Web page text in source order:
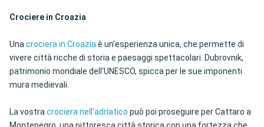
Crociere in Croazia
Unacrociera in Croaziaè un'esperienza unica, che permette di
vivere città ricche di storia e paesaggi spettacolari. Dubrovnik,
patrimonio mondiale dell'UNESCO, spicca per le sue imponenti
mura medievali.
La vostracrociera nell'adriatico può poi proseguire per Cattaro a